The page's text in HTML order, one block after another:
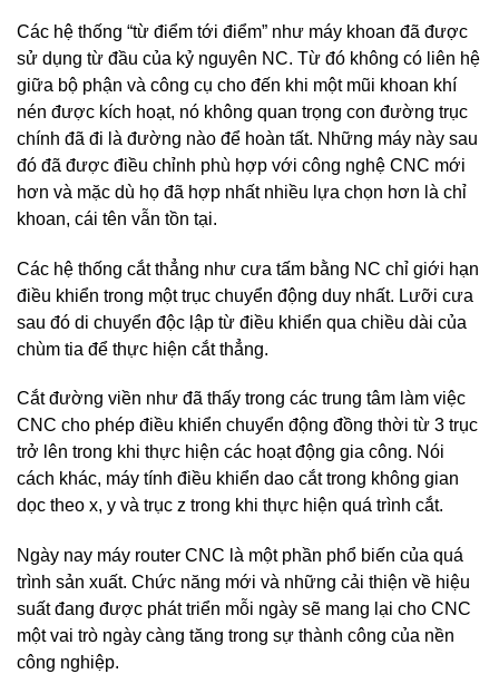
Các hệ thống “từ điểm tới điểm” như máy khoan đã được
sử dụng từ đầu của kỷ nguyên NC. Từ đó không có liên hệ
giữa bộ phận và công cụ cho đến khi một mũi khoan khí
nén được kích hoạt, nó không quan trọng con đường trục
chính đã đi là đường nào để hoàn tất. Những máy này sau
đó đã được điều chỉnh phù hợp với công nghệ CNC mới
hơn và mặc dù họ đã hợp nhất nhiều lựa chọn hơn là chỉ
khoan, cái tên vẫn tồn tại.
Các hệ thống cắt thẳng như cưa tấm bằng NC chỉ giới hạn
điều khiển trong một trục chuyển động duy nhất. Lưỡi cưa
sau đó di chuyển độc lập từ điều khiển qua chiều dài của
chùm tia để thực hiện cắt thẳng.
Cắt đường viền như đã thấy trong các trung tâm làm việc
CNC cho phép điều khiển chuyển động đồng thời từ 3 trục
trở lên trong khi thực hiện các hoạt động gia công. Nói
cách khác, máy tính điều khiển dao cắt trong không gian
dọc theo x, y và trục z trong khi thực hiện quá trình cắt.
Ngày nay máy router CNC là một phần phổ biến của quá
trình sản xuất. Chức năng mới và những cải thiện về hiệu
suất đang được phát triển mỗi ngày sẽ mang lại cho CNC
một vai trò ngày càng tăng trong sự thành công của nền
công nghiệp.